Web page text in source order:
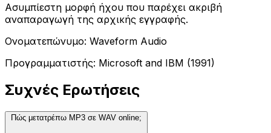
Ασυμπίεστη μορφή ήχου που παρέχει ακριβή
αναπαραγωγή της αρχικής εγγραφής.
Ονοματεπώνυμο: Waveform Audio
Προγραμματιστής: Microsoft and IBM (1991)
Συχνές Ερωτήσεις
Πώς μετατρέπω MP3 σε WAV online;